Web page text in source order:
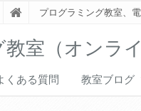
プログラミング教室、
室（オンライ
くある質問 教室ブログ